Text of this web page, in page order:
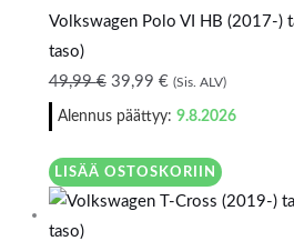
Volkswagen Polo VI HB (2017-)
taso)
49,99€ 39,99 € (Sis. ALV)
Alennus päättyy: 9.8.2026
LISÄÄ OSTOSKORIIN